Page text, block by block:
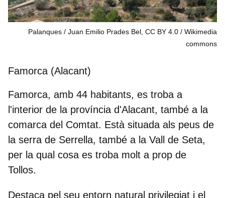
Palanques / Juan Emilio Prades Bel, CC BY 4.0
Wikimedia
commons
Famorca (Alacant)
Famorca, amb 44 habitants, es troba a
l'interior de la província d'Alacant, també a la
comarca del Comtat. Està situada als peus de
la serra de Serrella, també a la Vall de Seta,
per la qual cosa es troba molt a prop de
Tollos.
Destaca pel seu entorn natural privilegiat i el